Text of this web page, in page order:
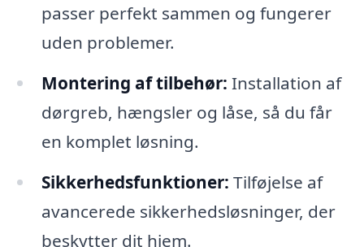
passer perfekt sammen og fungerer
uden problemer.
Montering af tilbehør: Installation af
dørgreb, hængsler og låse, så du får
en komplet løsning.
Sikkerhedsfunktioner: Tilføjelse af
avancerede sikkerhedsløsninger, der
beskytter dit hjem.